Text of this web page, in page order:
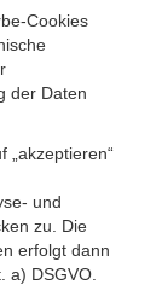
Cookies
der Daten
„akzeptieren“
und
zu. Die
erfolgt dann
a) DSGVO.